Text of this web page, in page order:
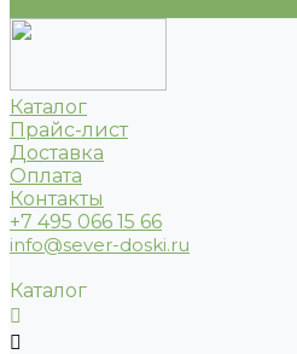
Каталог
Прайс-лист
Доставка
Оплата
Контакты
+7 495 066 15 66
info@sever-doski.ru
Каталог